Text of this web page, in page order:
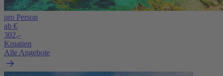
pro Person
ab €
302,-
Kroatien
Alle Angebote